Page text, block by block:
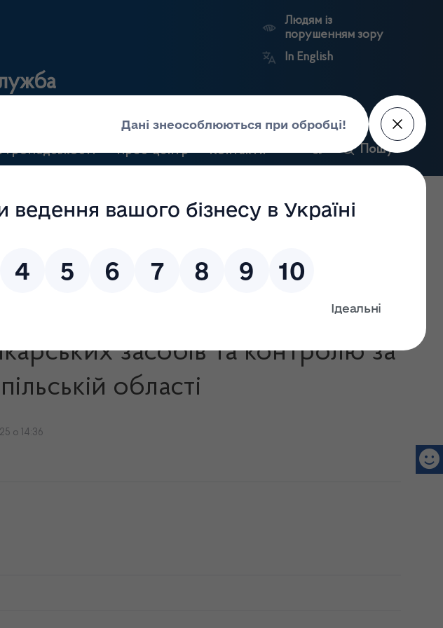
у Тернопільській області
Людям із
порушенням зору
In English
громадськості Прес-центр Контакти Пошук
виробництва лікарських
Ринковий
Державні
Антикорупційний
портал
за наркотиками у Тернопільській області
засобів та контролю за
області
о 14:36